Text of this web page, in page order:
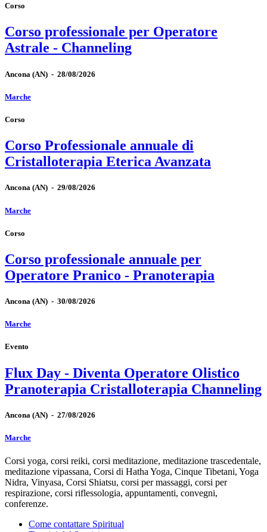
Corso
Corso professionale per Operatore
Astrale - Channeling
Ancona (AN) - 28/08/2026
Marche
Corso
Corso Professionale annuale di
Cristalloterapia Eterica Avanzata
Ancona (AN) - 29/08/2026
Marche
Corso
Corso professionale annuale per
Operatore Pranico - Pranoterapia
Ancona (AN) - 30/08/2026
Marche
Evento
Flux Day - Diventa Operatore Olistico
Pranoterapia Cristalloterapia Channeling
Ancona (AN) - 27/08/2026
Marche
Corsi yoga, corsi reiki, corsi meditazione, meditazione trascedentale,
meditazione vipassana, Corsi di Hatha Yoga, Cinque Tibetani, Yoga
Nidra, Vinyasa, Corsi Shiatsu, corsi per massaggi, corsi per
respirazione, corsi riflessologia, appuntamenti, convegni,
conferenze.
Come contattare Spiritual